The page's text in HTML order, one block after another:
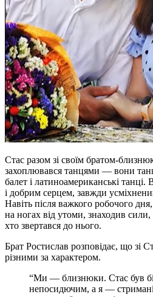
Стас разом зі своїм братом-
захоплювався танцями — вони
балет і латиноамериканські
і добрим серцем, завжди
Навіть після важкого робочого
на ногах від утоми, знаходив
хто звертався до нього.
Брат Ростислав розповідає, що зі
різними за характером.
“Ми — близнюки. Стас був
непосидючим, а я —